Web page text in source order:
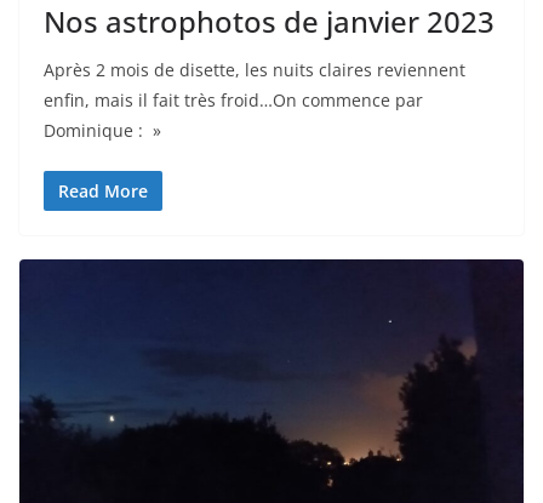
Nos astrophotos de janvier 2023
Après 2 mois de disette, les nuits claires reviennent
enfin, mais il fait très froid…On commence par
Dominique : »
Read More